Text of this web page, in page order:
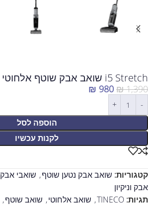
i5 Stretch שואב אבק שוטף אלחוטי מבית TINECO
₪1,390
₪ 980
הוספה לסל
לקנות עכשיו
קטגוריות: שואב אבק נטען שוטף, שואבי אבק
אבק וניקיון
תגיות: TINECO
, שואב אלחוטי, שואב שוטף,